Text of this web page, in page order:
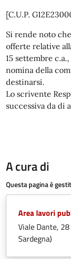
[C.U.P.
Si rende noto
offerte relative
15 settembre
nomina della
destinarsi.
Lo scrivente
successiva da di
A cura di
Questa pagina è
Area lavori
Viale Dante,
Sardegna)